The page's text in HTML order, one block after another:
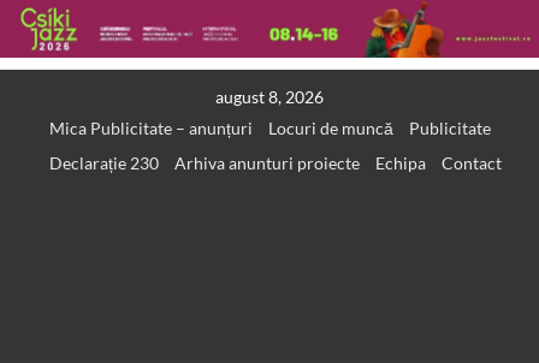
august 8, 2026
Mica Publicitate – anunțuri
Locuri de muncă
Publicitate
Declarație 230
Arhiva anunturi proiecte Echipa Contact